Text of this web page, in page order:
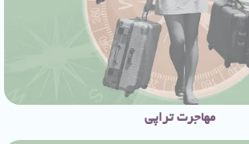
مهاجرت‌ تراپی